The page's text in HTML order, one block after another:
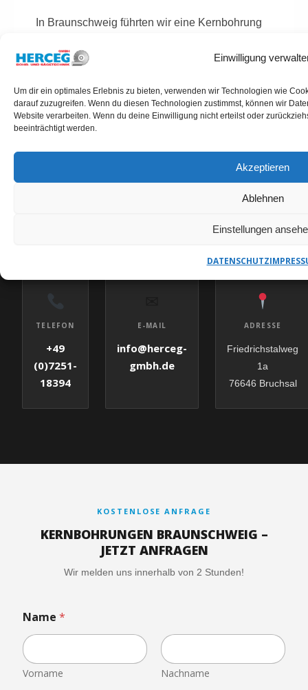
Einwilligung
Um dir ein optimales Erlebnis zu bieten, verwenden wir Technologien wie
darauf zuzugreifen. Wenn du diesen Technologien zustimmst, können wir
Website verarbeiten. Wenn du deine Einwilligung nicht erteilst oder
beeinträchtigt werden.
Akzeptieren
Ablehnen
Einstellungen
DATENSCHUTZ
In Braunschweig führten wir eine Kernbohrung
Mehrfamilienhaus durch. Trotz starker
ohne Folgeschäden umgesetzt werden.
KERNBOHRUNGEN BRAUNSCHWEIG ANFRAGEN
HERCEG GMBH – IHR
TELEFON
+49
(0)7251-
18394
E-MAIL
info@herceg-
gmbh.de
ADRESSE
Friedrichstalweg
1a
76646 Bruchsal
KOSTENLOSE ANFRAGE
KERNBOHRUNGEN BRAUNSCHWEIG –
JETZT ANFRAGEN
Wir melden uns innerhalb von 2 Stunden!
Name *
Vorname Nachname